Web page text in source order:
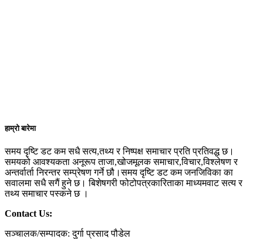
हाम्रो बारेमा
समय दृष्टि डट कम सधै सत्य,तथ्य र निष्पक्ष समाचार प्रति प्रतिवद्ध छ।
समयको आवश्यकता अनूरूप ताजा,खोजमूलक समाचार,विचार,विश्लेषण र
अन्तर्वार्ता निरन्तर सम्प्रेषण गर्ने छौ।समय दृष्टि डट कम जनजिविका का
सवालमा सधै सगैं हुने छ। बिशेषगरी फोटोपत्रकारिताका माध्यमवाट सत्य र
तथ्य समाचार पस्कने छ ।
Contact Us:
सञ्चालक/सम्पादक: दुर्गा प्रसाद पौडेल